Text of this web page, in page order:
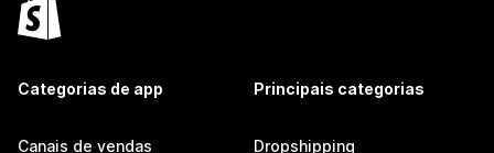
Categorias de app
Canais de vendas
Principais categorias
Dropshipping